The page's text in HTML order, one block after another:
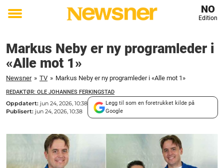
Toggle
NO
Edition
Markus Neby er ny programleder i
«Alle mot 1»
Newsner » TV » Markus Neby er ny programleder i «Alle mot 1»
REDAKTØR: OLE JOHANNES FERKINGSTAD
Oppdatert: jun 24, 2026, 10:38
Publisert: jun 24, 2026, 10:38
Legg til som en foretrukket kilde på
Google